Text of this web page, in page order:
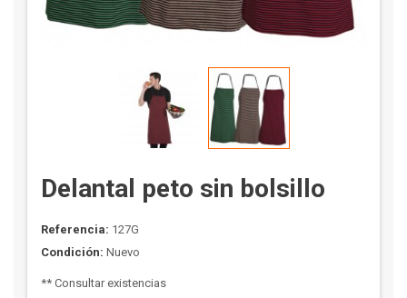
Delantal peto sin bolsillo
Referencia: 127G
Condición: Nuevo
** Consultar existencias